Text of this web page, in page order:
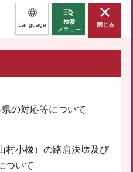
Language
検索
メニュー
閉じる
の対応等について
村小橡）の路肩決壊及び
ついて